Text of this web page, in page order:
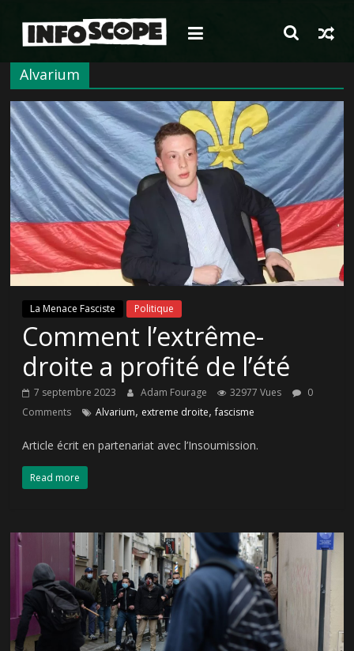
contenu
Alvarium
La Menace Fasciste Politique
Comment l’extrême-
droite a profité de l’été
7 septembre 2023 Adam Fourage 32977 Vues
0
Comments
Alvarium, extreme droite,fascisme
Article écrit en partenariat avec l’Insoumission.
Read more